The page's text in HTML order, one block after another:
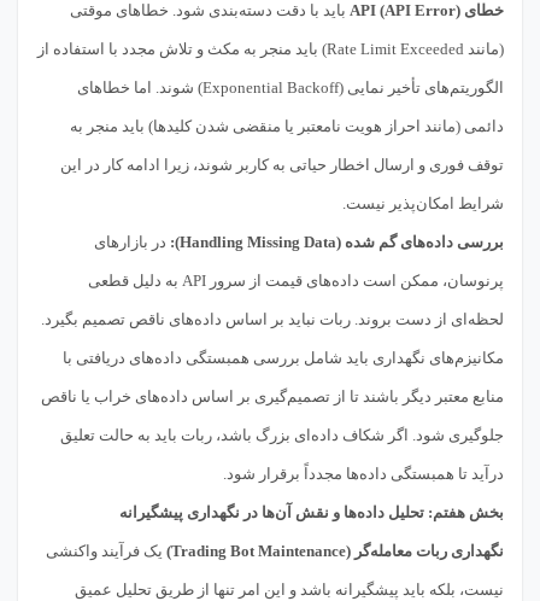
خطای API (API Error) باید با دقت دسته‌بندی شود. خطاهای موقتی
(مانند Rate Limit Exceeded) باید منجر به مکث و تلاش مجدد با استفاده از
الگوریتم‌های تأخیر نمایی (Exponential Backoff) شوند. اما خطاهای
دائمی (مانند احراز هویت نامعتبر یا منقضی شدن کلیدها) باید منجر به
توقف فوری و ارسال اخطار حیاتی به کاربر شوند، زیرا ادامه کار در این
شرایط امکان‌پذیر نیست.
بررسی داده‌های گم شده (Handling Missing Data): در بازارهای
پرنوسان، ممکن است داده‌های قیمت از سرور API به دلیل قطعی
لحظه‌ای از دست بروند. ربات نباید بر اساس داده‌های ناقص تصمیم بگیرد.
مکانیزم‌های نگهداری باید شامل بررسی همبستگی داده‌های دریافتی با
منابع معتبر دیگر باشند تا از تصمیم‌گیری بر اساس داده‌های خراب یا ناقص
جلوگیری شود. اگر شکاف داده‌ای بزرگ باشد، ربات باید به حالت تعلیق
درآید تا همبستگی داده‌ها مجدداً برقرار شود.
بخش هفتم: تحلیل داده‌ها و نقش آن‌ها در نگهداری پیشگیرانه
نگهداری ربات معامله‌گر (Trading Bot Maintenance) یک فرآیند واکنشی
نیست، بلکه باید پیشگیرانه باشد و این امر تنها از طریق تحلیل عمیق